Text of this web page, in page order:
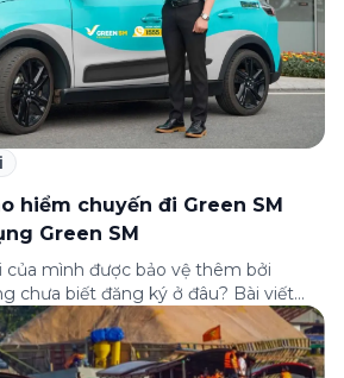
hiểm chuyến đi Green SM
Green SM
của mình được bảo vệ thêm bởi
chưa biết đăng ký ở đâu? Bài viết
chi tiết cách tham gia (và hủy tham
ngay trên ứng dụng Green SM, cùng
trước khi […]